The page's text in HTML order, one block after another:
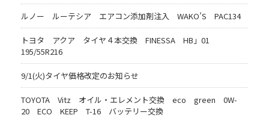
ルノー ルーテシア エアコン添加剤注入 WAKO’S PAC134
トヨタ アクア タイヤ４本交換 FINESSA HB」01
195/55R216
9/1(火)タイヤ価格改定のお知らせ
TOYOTA Vitz オイル・エレメント交換 eco green 0W-
20 ECO KEEP T-16 バッテリー交換